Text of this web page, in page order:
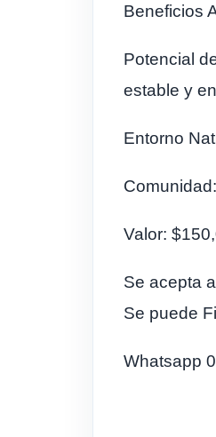
Beneficios
Potencial
estable y
Entorno
Valor:
Se acepta
Se puede
Whatsapp